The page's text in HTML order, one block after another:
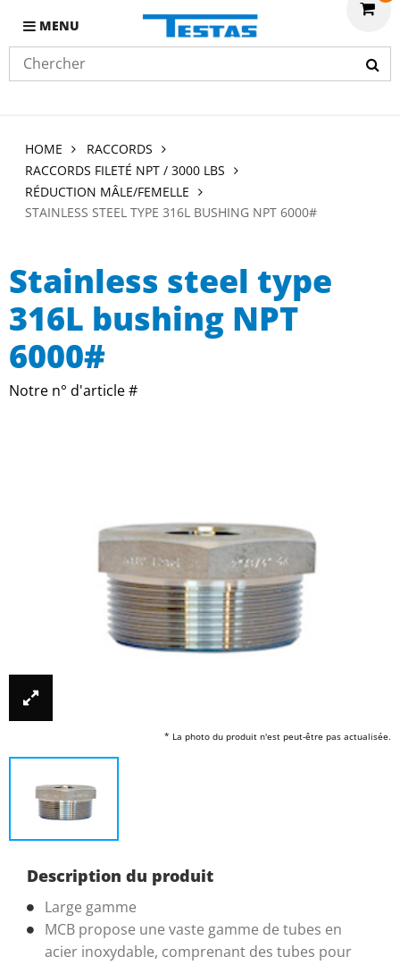
MENU
HOME
RACCORDS
RACCORDS FILETÉ NPT / 3000 LBS
RÉDUCTION MÂLE/FEMELLE
STAINLESS STEEL TYPE 316L BUSHING NPT 6000#
Stainless steel type
316L bushing NPT
6000#
Notre n° d'article #
* La photo du produit n'est peut-être pas actualisée.
Description du produit
Large gamme
MCB propose une vaste gamme de tubes en
acier inoxydable, comprenant des tubes pour